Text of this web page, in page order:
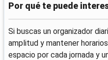
Por qué te puede
Si buscas un organizador
amplitud y mantener
espacio por cada jornada y